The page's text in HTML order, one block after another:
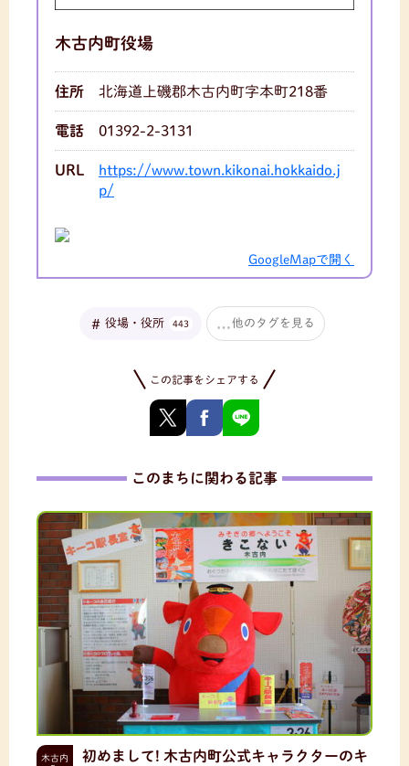
木古内町役場
住所 北海道上磯郡木古内町字本町218番
電話 01392-2-3131
URL
https://www.town.kikonai.hokkaido.j
p/
GoogleMapで開く
役場・役所 443 他のタグを見る
この記事をシェアする
このまちに関わる記事
木古内
初めまして! 木古内町公式キャラクターのキ